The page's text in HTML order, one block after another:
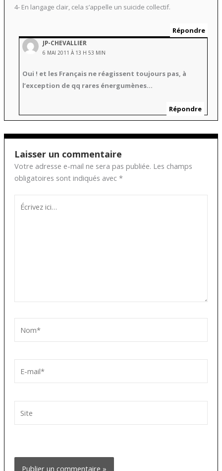
4- En langage clair, cela s’appelle un suicide collectif.
Répondre
JP-CHEVALLIER
6 MAI 2011 À 13 H 53 MIN
Oui ! et les Français ne réagissent toujours pas, à
l’exception de qq rares énergumènes…
Répondre
Laisser un commentaire
Votre adresse e-mail ne sera pas publiée. Les champs
obligatoires sont indiqués avec *
Écrivez
ici…
mail*